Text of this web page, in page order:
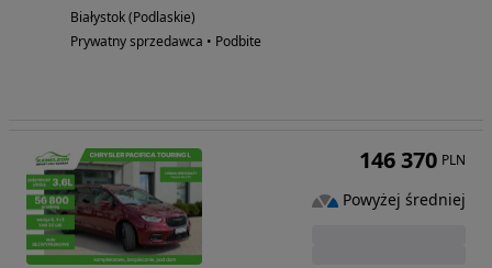
Białystok (Podlaskie)
Prywatny sprzedawca • Podbite
146 370 PLN
Powyżej średniej